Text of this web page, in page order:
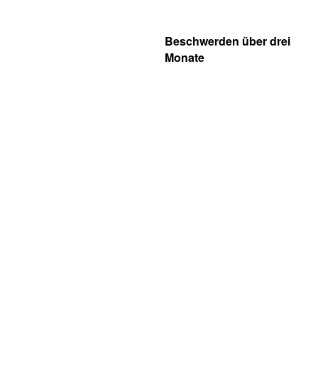
Beschwerden über drei
Monate